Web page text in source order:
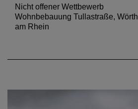
Nicht offener Wettbewerb
Wohnbebauung Tullastraße, Wörth
am Rhein